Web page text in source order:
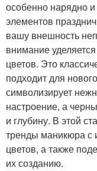
особенно нарядно
элементов
вашу внешность
внимание
цветов. Это
подходит для
символизирует
настроение, а
и глубину. В этой
тренды маникюра с
цветов, а также
их созданию.